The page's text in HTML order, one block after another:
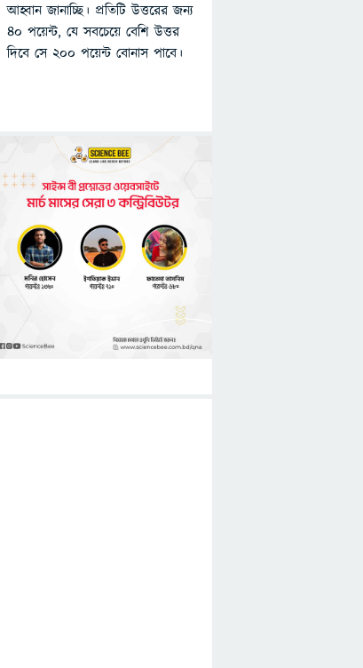
আহ্বান জানাচ্ছি। প্রতিটি উত্তরের জন্য
৪০ পয়েন্ট, যে সবচেয়ে বেশি উত্তর
দিবে সে ২০০ পয়েন্ট বোনাস পাবে।